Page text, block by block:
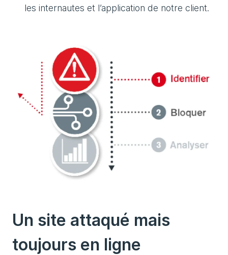
les internautes et l’application de notre client.
Un site attaqué mais
toujours en ligne